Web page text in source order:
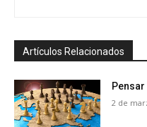
Artículos Relacionados
2 de